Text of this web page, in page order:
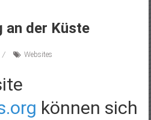
an der Küste
Websites
können sich